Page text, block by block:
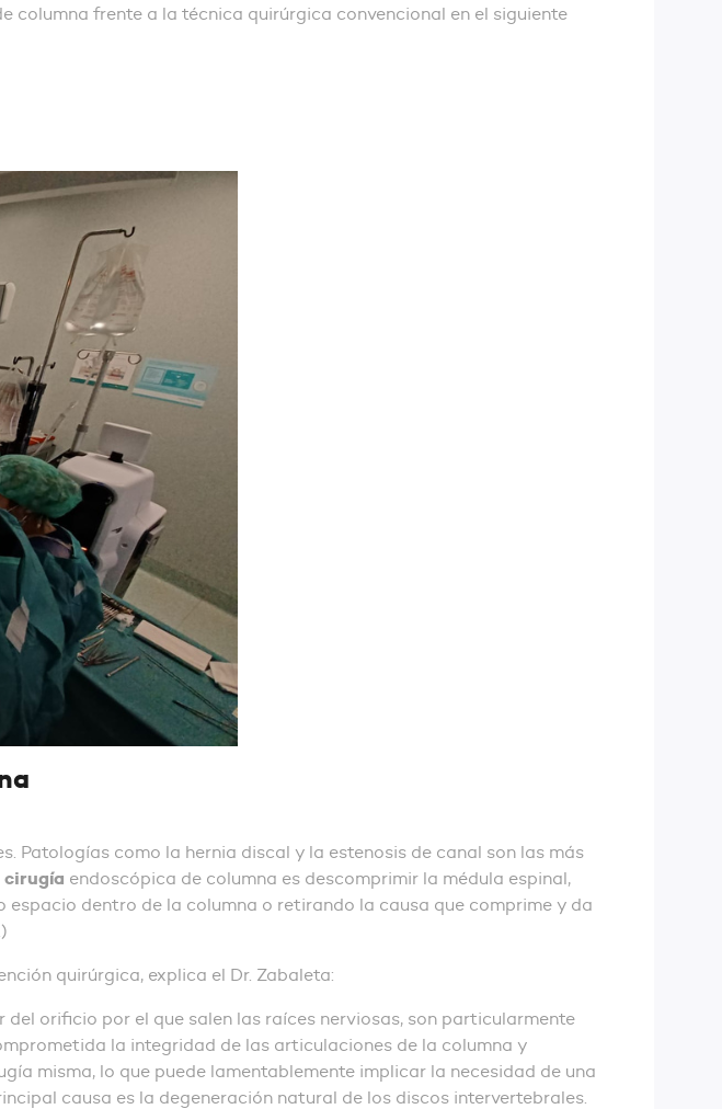
columna frente a la técnica quirúrgica convencional en el siguiente
Patologías como la hernia discal y la estenosis de canal son las más
cirugía endoscópica de columna es descomprimir la médula espinal,
dentro de la columna o retirando la causa que comprime y da
quirúrgica, explica el Dr. Zabaleta:
del orificio por el que salen las raíces nerviosas, son particularmente
la integridad de las articulaciones de la columna y
misma, lo que puede lamentablemente implicar la necesidad de una
causa es la degeneración natural de los discos intervertebrales.